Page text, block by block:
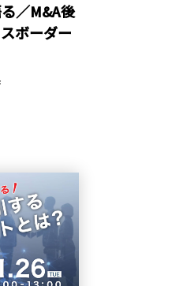
／M&A後
ボーダー